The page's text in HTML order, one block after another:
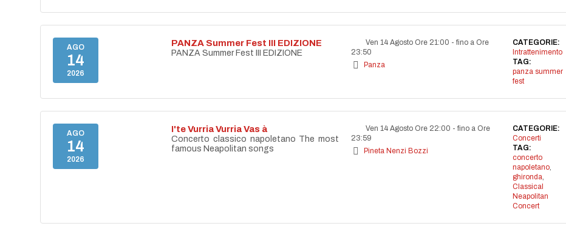
AGO
14
2026
PANZA Summer Fest III EDIZIONE
PANZA Summer Fest III EDIZIONE
Ven 14 Agosto Ore 21:00 - fino a Ore
23:50
Panza
CATEGORIE:
Intrattenimento
TAG:
panza summer
fest
AGO
14
2026
I'te Vurria Vurria Vas à
Concerto classico napoletano The most
famous Neapolitan songs
Ven 14 Agosto Ore 22:00 - fino a Ore
23:59
Pineta Nenzi Bozzi
CATEGORIE:
Concerti
TAG:
concerto
napoletano,
ghironda,
Classical
Neapolitan
Concert